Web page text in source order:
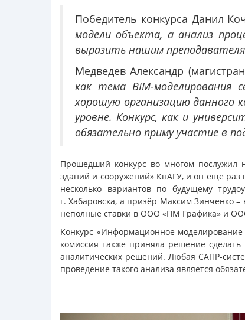
Победитель конкурса Данил
модели объекта, а анализ
выразить нашим
Медведев Александр
как тема BIM-
хорошую организацию данного
уровне. Конкурс, как и
обязательно приму участие в
Прошедший конкурс во многом послужил
зданий и сооружений» КнАГУ, и он ещё раз
несколько вариантов по будущему
г. Хабаровска, а призёр Максим Зинченко
неполные ставки в ООО «ПМ Графика» и
Конкурс «Информационное
комиссия также приняла решение
аналитических решений. Любая САПР-
проведение такого анализа является